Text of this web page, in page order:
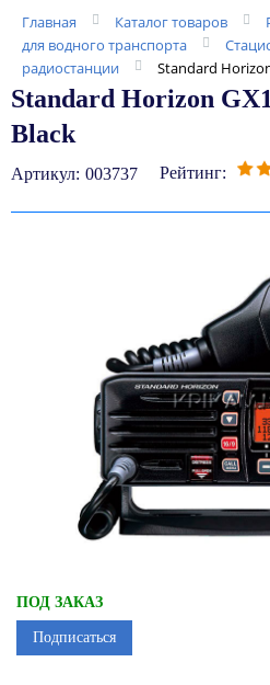
Главная Каталог товаров
для водного транспорта
радиостанции
Standard
Standard Horizon
Black
Артикул: 003737 Рейтинг:
ПОД ЗАКАЗ
Подписаться